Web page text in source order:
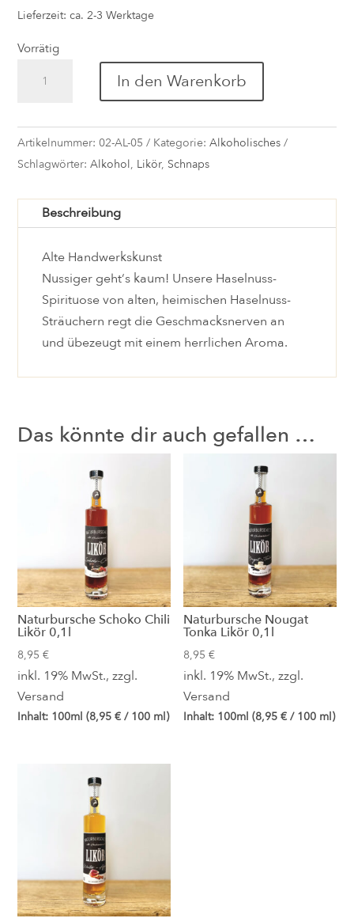
Lieferzeit: ca. 2-3 Werktage
Vorrätig
0,1l
In den Warenkorb
Artikelnummer: 02-AL-05 Kategorie:Alkoholisches
Schlagwörter:Alkohol, Likör, Schnaps
Beschreibung
Alte Handwerkskunst
Nussiger geht‘s kaum! Unsere Haselnuss-
Spirituose von alten, heimischen Haselnuss-
Sträuchern regt die Geschmacksnerven an
und übezeugt mit einem herrlichen Aroma.
Das könnte dir auch gefallen …
Naturbursche Schoko Chili
Likör 0,1l
8,95€
inkl. 19% MwSt., zzgl.
Versand
Inhalt: 100ml (8,95€ / 100 ml)
Naturbursche Nougat
Tonka Likör 0,1l
8,95€
inkl. 19% MwSt., zzgl.
Versand
Inhalt: 100ml (8,95€ / 100 ml)